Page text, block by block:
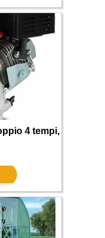
4 tempi,